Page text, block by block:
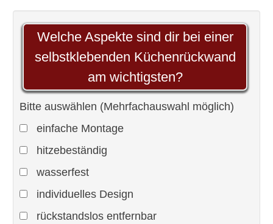
Welche Aspekte sind dir bei einer
selbstklebenden Küchenrückwand
am wichtigsten?
Bitte auswählen (Mehrfachauswahl möglich)
einfache Montage
hitzebeständig
wasserfest
individuelles Design
rückstandslos entfernbar